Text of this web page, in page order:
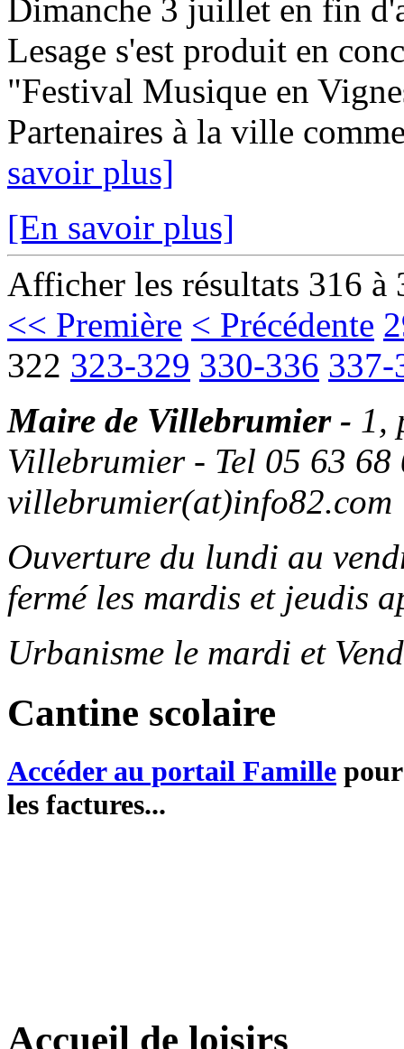
Dimanche 3 juillet en fin
Lesage s'est produit en
"Festival Musique en
Partenaires à la ville
savoir plus]
[En savoir plus]
Afficher les résultats 316 à
<< Première < Précédente
322 323-329 330-336 337-
Maire de Villebrumier - 1,
Villebrumier - Tel 05 63
villebrumier(at)info82.com
Ouverture du lundi au
fermé les mardis et jeudis
Urbanisme le mardi et
Cantine scolaire
Accéder au portail Famille
les factures...
Accueil de loisirs